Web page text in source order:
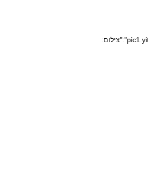
pic1.yit.co.il/picserver5/crop_images/2020/08/10/10164351/10164351_0_0_640_360_0_large.jpg","caption":"","credit":"צילום: